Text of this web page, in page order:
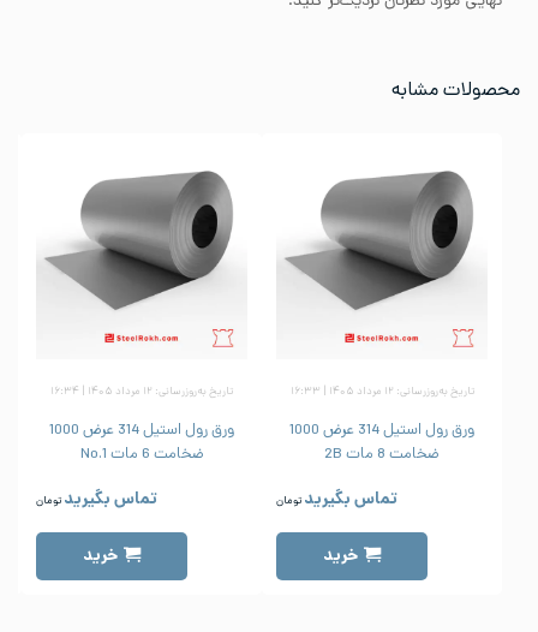
محصولات مشابه
تاریخ به‌روزرسانی: ۱۲ مرداد ۱۴۰۵ | ۱۶:۳۳
ورق رول استیل 314 عرض 1000
ضخامت 8 مات 2B
تماس بگیرید تومان
خرید
تاریخ به‌روزرسانی: ۱۲ مرداد ۱۴۰۵ | ۱۶:۳۴
ورق رول استیل 314 عرض 1000
ضخامت 6 مات No.1
تماس بگیرید تومان
خرید